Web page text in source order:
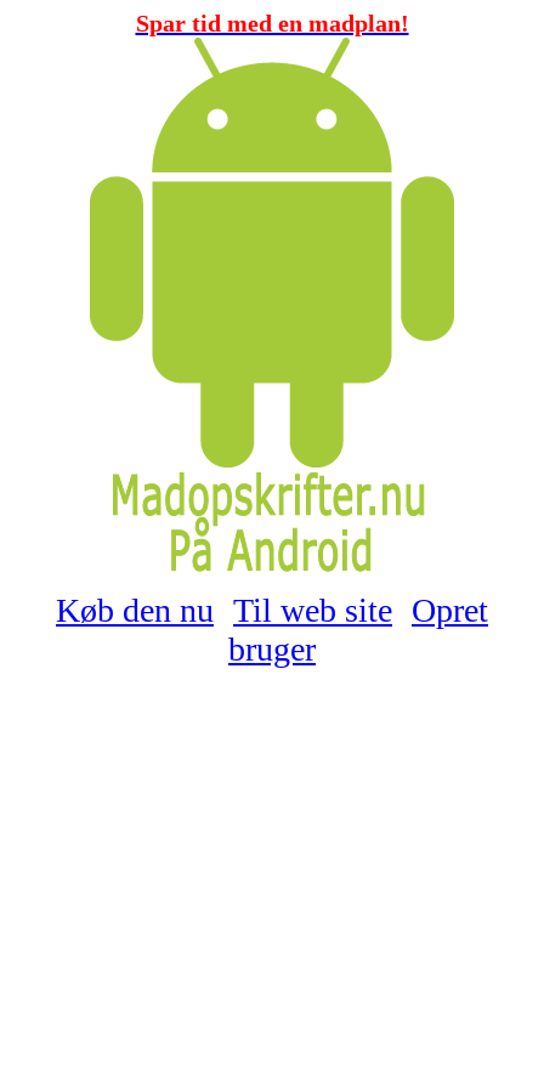
Spar tid med en madplan!
Køb den nu Til web site Opret
bruger